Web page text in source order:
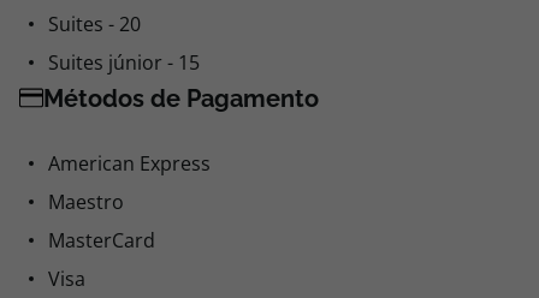
Suites - 20
Suites júnior - 15
Métodos de Pagamento
American Express
Maestro
MasterCard
Visa